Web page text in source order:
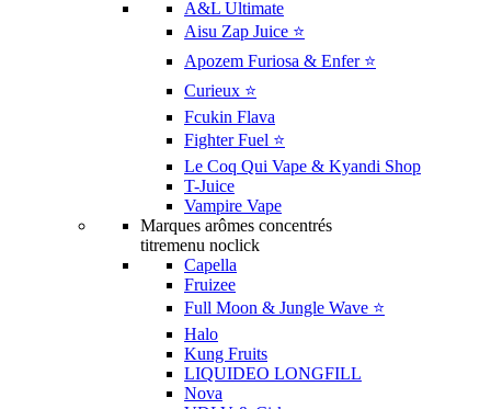
A&L Ultimate
Aisu Zap Juice ⭐️
Apozem Furiosa & Enfer ⭐️
Curieux ⭐️
Fcukin Flava
Fighter Fuel ⭐️
Le Coq Qui Vape & Kyandi Shop
T-Juice
Vampire Vape
Marques arômes concentrés
titremenu noclick
Capella
Fruizee
Full Moon & Jungle Wave ⭐️
Halo
Kung Fruits
LIQUIDEO LONGFILL
Nova